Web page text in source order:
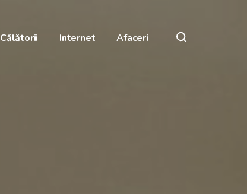
Călătorii Internet Afaceri